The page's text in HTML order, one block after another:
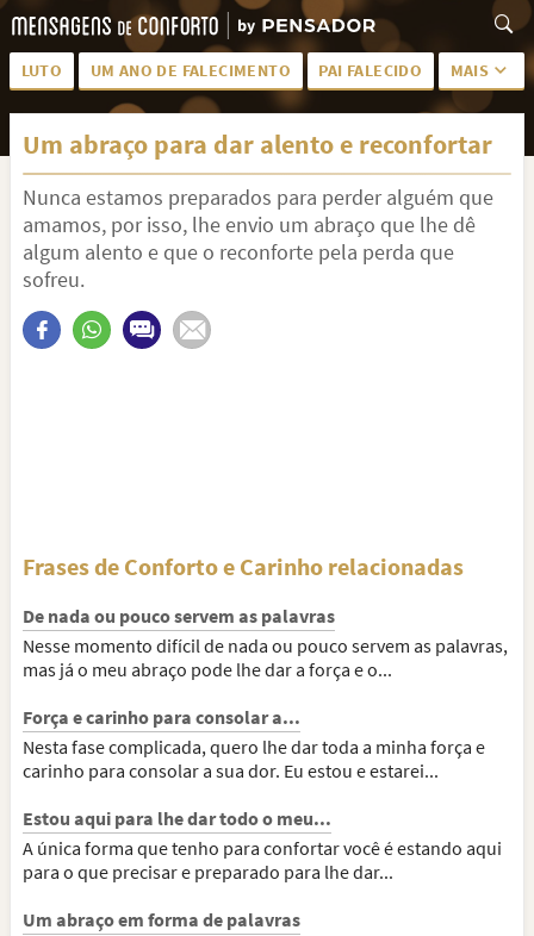
LUTO UM ANO DE FALECIMENTO PAI FALECIDO MAIS
LUTO PARA AMIGA PALAVRAS
SAUDADES DA MÃE
PÊSAMES PARA AMIGA DESCANSE EM PAZ
MEUS SENTIMENTOS PÊSAMES PARA AMIGO
FRASES DE LUTO PARA AMIGO
TODAS AS CATEGORIAS
Um abraço para dar alento e reconfortar
Nunca estamos preparados para perder alguém que
amamos, por isso, lhe envio um abraço que lhe dê
algum alento e que o reconforte pela perda que
sofreu.
Frases de Conforto e Carinho relacionadas
De nada ou pouco servem as palavras
Nesse momento difícil de nada ou pouco servem as palavras,
mas já o meu abraço pode lhe dar a força e o...
Força e carinho para consolar a...
Nesta fase complicada, quero lhe dar toda a minha força e
carinho para consolar a sua dor. Eu estou e estarei...
Estou aqui para lhe dar todo o meu...
A única forma que tenho para confortar você é estando aqui
para o que precisar e preparado para lhe dar...
Um abraço em forma de palavras